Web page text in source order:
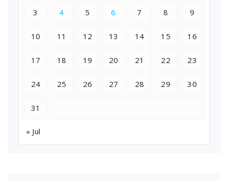
3 4 5 6 7 8 9
10 11 12 13 14 15 16
17 18 19 20 21 22 23
24 25 26 27 28 29 30
31
« Jul